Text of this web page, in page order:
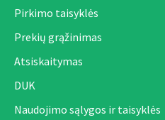
Pirkimo taisyklės
Prekių grąžinimas
Atsiskaitymas
DUK
Naudojimo sąlygos ir taisyklės